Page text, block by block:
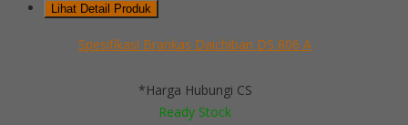
Lihat Detail Produk
Spesifikasi Brankas Daichiban DS 806 A
*Harga Hubungi CS
Ready Stock